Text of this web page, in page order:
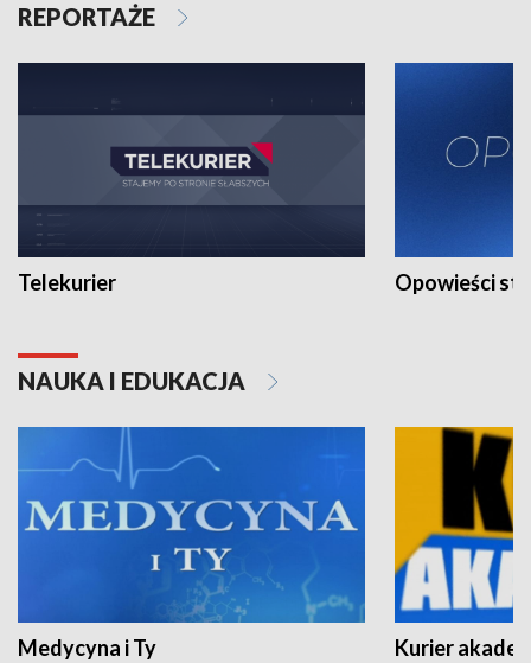
REPORTAŻE
Telekurier Opowieści
NAUKA I EDUKACJA
Medycyna i Ty Kurier